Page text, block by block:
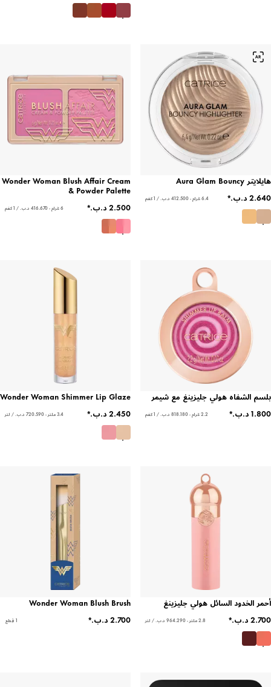
هايلايتر Aura Glam Bouncy
6.4 غرام - ‏412.500 د.ب.‏ / 1 كغم
Wonder Woman Blush Affair Cream
& Powder Palette
6 غرام - ‏416.670 د.ب.‏ / 1 كغم
بلسم الشفاه هولي جليزينغ مع شيمر
2.2 غرام - ‏818.180 د.ب.‏ / 1 كغم
Wonder Woman Shimmer Lip Glaze
3.4 ملتر - ‏720.590 د.ب.‏ / لتر
أحمر الخدود السائل هولي جليزينغ
2.8 ملتر - ‏964.290 د.ب.‏ / لتر
Wonder Woman Blush Brush
1 قِطع